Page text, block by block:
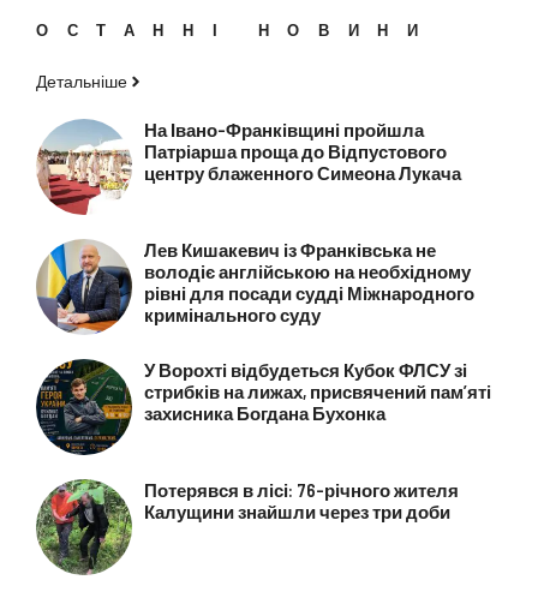
ОСТАННІ НОВИНИ
Детальніше
На Івано-Франківщині пройшла
Патріарша проща до Відпустового
центру блаженного Симеона Лукача
Лев Кишакевич із Франківська не
володіє англійською на необхідному
рівні для посади судді Міжнародного
кримінального суду
У Ворохті відбудеться Кубок ФЛСУ зі
стрибків на лижах, присвячений пам’яті
захисника Богдана Бухонка
Потерявся в лісі: 76-річного жителя
Калущини знайшли через три доби